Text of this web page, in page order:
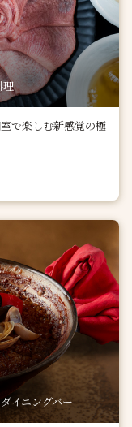
理
で楽しむ新感覚の極
イニングバー